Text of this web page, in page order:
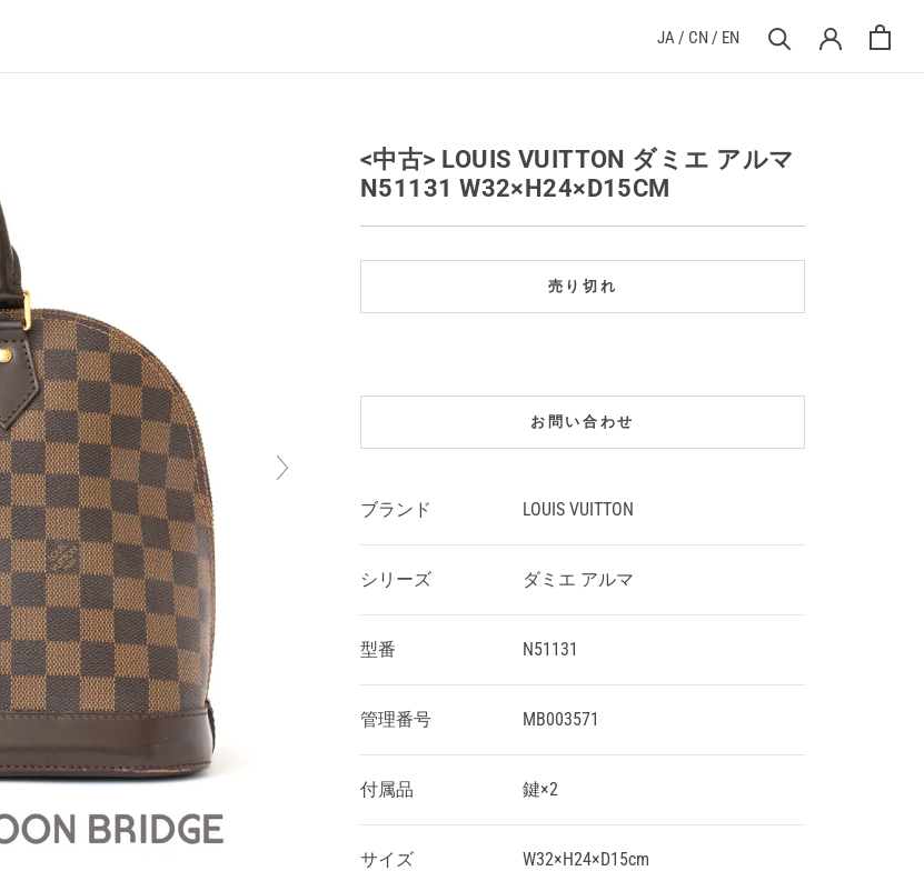
JA/ CN/ EN
<中古> LOUIS VUITTON ダミエ アルマ
N51131 W32×H24×D15CM
売り切れ
お問い合わせ
ブランド LOUIS VUITTON
シリーズ ダミエ アルマ
型番 N51131
管理番号 MB003571
付属品 鍵×2
サイズ W32×H24×D15cm